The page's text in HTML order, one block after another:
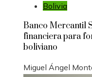
Bolivia
Banco Mercantil
financiera para
boliviano
Miguel Ángel